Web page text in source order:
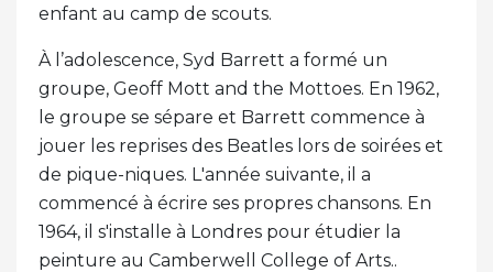
enfant au camp de scouts.
À l’adolescence, Syd Barrett a formé un
groupe, Geoff Mott and the Mottoes. En 1962,
le groupe se sépare et Barrett commence à
jouer les reprises des Beatles lors de soirées et
de pique-niques. L'année suivante, il a
commencé à écrire ses propres chansons. En
1964, il s'installe à Londres pour étudier la
peinture au Camberwell College of Arts..